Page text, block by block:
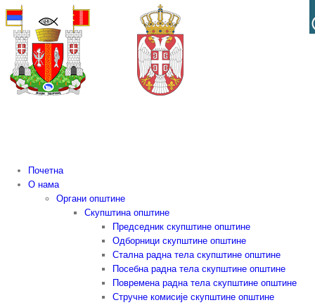
content
Почетна
О нама
Органи општине
Скупштина општине
Председник скупштине општине
Одборници скупштине општине
Стална радна тела скупштине општине
Посебна радна тела скупштине општине
Повремена радна тела скупштине општине
Стручне комисије скупштине општине